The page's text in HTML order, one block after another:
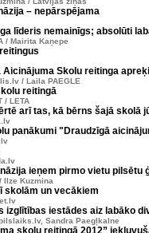
– nepārspējama
līderis nemainīgs; absolūti
/ Mairita Kaņepe
Aicinājuma Skolu reitinga
/ Laila PAEGLE
reitingā
/ LETA
arī tas, kā bērns šajā skolā
panākumi "Draudzīgā
ieņem pirmo vietu pilsētu
Ilze Kuzmina
skolām un vecākiem
izglītības iestādes aiz labāko
Sandra Paegļkalne
skolu reitingā 2012”